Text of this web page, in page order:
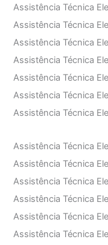
Assistência Técnica
Assistência Técnica
Assistência Técnica
Assistência Técnica
Assistência Técnica
Assistência Técnica
Assistência Técnica
Assistência Técnica
Assistência Técnica
Assistência Técnica
Assistência Técnica
Assistência Técnica
Assistência Técnica